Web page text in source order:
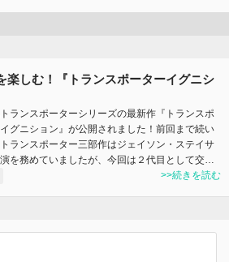
楽しむ！『トランスポーターイグニシ
ランスポーターシリーズの最新作『トランスポ
グニション』が公開されました！前回まで続い
ランスポーター三部作はジェイソン・ステイサ
を務めていましたが、今回は２代目として交…
>>続きを読む